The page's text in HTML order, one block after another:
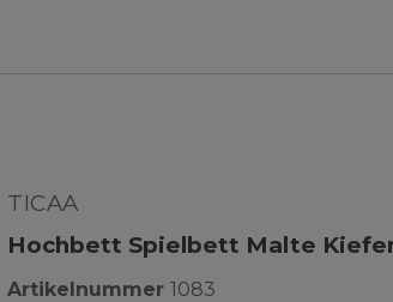
TICAA
Hochbett Spielbett Malte
Artikelnummer 1083